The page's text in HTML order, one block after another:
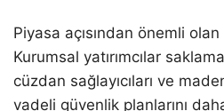
Piyasa açısından önemli olan
Kurumsal yatırımcılar
cüzdan sağlayıcıları ve
vadeli güvenlik planlarını